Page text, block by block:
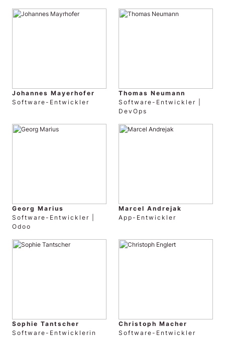
Johannes Mayerhofer
Software-Entwickler
Thomas Neumann
Software-Entwickler |
DevOps
Georg Marius
Software-Entwickler |
Odoo
Marcel Andrejak
App-Entwickler
Sophie Tantscher
Software-Entwicklerin
Christoph Macher
Software-Entwickler